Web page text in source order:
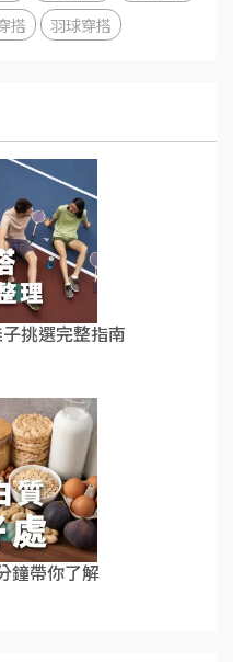
搭 羽球穿搭
挑選完整指南
鐘帶你了解